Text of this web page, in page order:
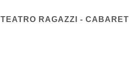
TEATRO RAGAZZI - CABARET